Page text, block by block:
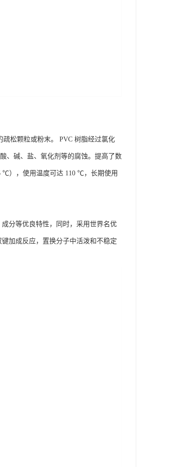
松颗粒或粉末。 PVC 树脂经过氯化
、碱、盐、氧化剂等的腐蚀。提高了数
℃），使用温度可达 110 ℃，长期使用
分等优良特性，同时，采用世界名优
加成反应，置换分子中活泼和不稳定